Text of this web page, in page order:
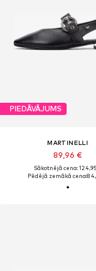
PIEDĀVĀJUMS
MARTINELLI
89,96 €
Sākotnējā cena:
Pēdējā zemākā cena: